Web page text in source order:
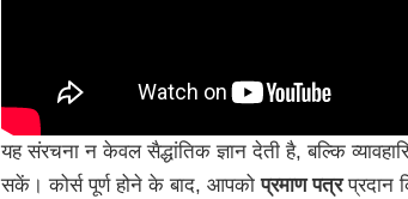
यह संरचना न केवल सैद्धांतिक ज्ञान देती है, बल्कि
सकें। कोर्स पूर्ण होने के बाद, आपकोप्रमाण पत्रप्रदान